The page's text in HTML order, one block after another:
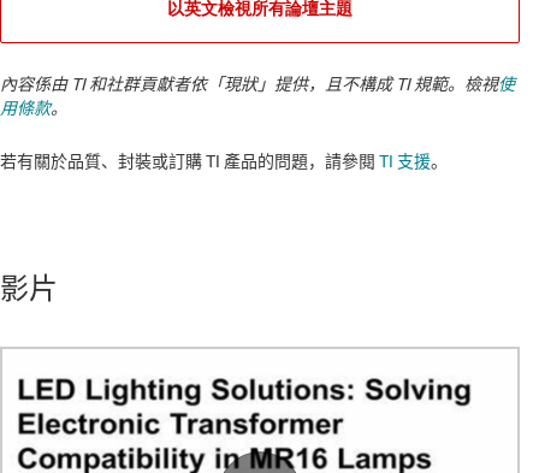
以英文檢視所有論壇主題
內容係由 TI 和社群貢獻者依「現狀」提供，且不構成 TI 規範。檢視使
用條款。
若有關於品質、封裝或訂購 TI 產品的問題，請參閱 TI 支援。​​​​​​​​​​​​​​
影片